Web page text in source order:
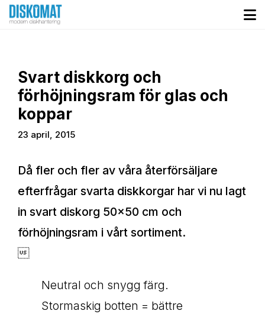
Svart diskkorg och
förhöjningsram för glas och
koppar
23 april, 2015
Då fler och fler av våra återförsäljare
efterfrågar svarta diskkorgar har vi nu lagt
in svart diskorg 50×50 cm och
förhöjningsram i vårt sortiment.
Neutral och snygg färg.
Stormaskig botten = bättre